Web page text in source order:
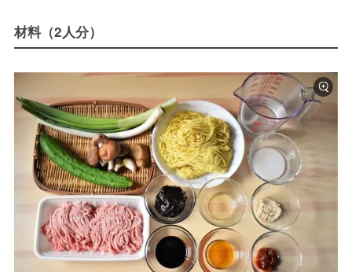
材料（2人分）